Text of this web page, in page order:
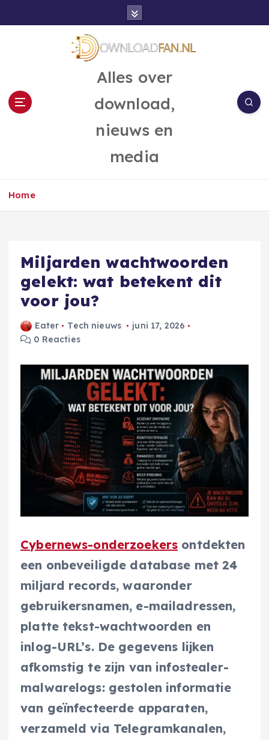
Alles over
download,
nieuws en
media
Home
Miljarden wachtwoorden
gelekt: wat betekent dit
voor jou?
Eater Tech nieuws
juni 17, 2026
0 Reacties
Cybernews-onderzoekers ontdekten
een onbeveiligde database met 24
miljard records, waaronder
gebruikersnamen, e-mailadressen,
platte tekst-wachtwoorden en
inlog-URL’s. De gegevens lijken
afkomstig te zijn van infostealer-
malwarelogs: gestolen informatie
van geïnfecteerde apparaten,
verzameld via Telegramkanalen,